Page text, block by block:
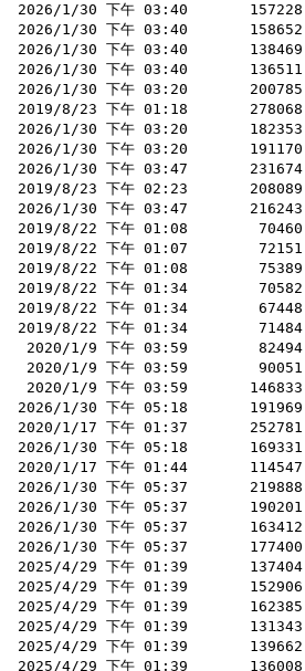
2026/1/30 下午 03:40       157228
2026/1/30 下午 03:40       158652
2026/1/30 下午 03:40       138469
2026/1/30 下午 03:40       136511
2026/1/30 下午 03:20       200785
2019/8/23 下午 01:18       278068
2026/1/30 下午 03:20       182353
2026/1/30 下午 03:20       191170
2026/1/30 下午 03:47       231674
2019/8/23 下午 02:23       208089
2026/1/30 下午 03:47       216243
2019/8/22 下午 01:08        70460
2019/8/22 下午 01:07        72151
2019/8/22 下午 01:08        75389
2019/8/22 下午 01:34        70582
2019/8/22 下午 01:34        67448
2019/8/22 下午 01:34        71484
  2020/1/9 下午 03:59        82494
  2020/1/9 下午 03:59        90051
  2020/1/9 下午 03:59       146833
2026/1/30 下午 05:18       191969
2020/1/17 下午 01:37       252781
2026/1/30 下午 05:18       169331
2020/1/17 下午 01:44       114547
2026/1/30 下午 05:37       219888
2026/1/30 下午 05:37       190201
2026/1/30 下午 05:37       163412
2026/1/30 下午 05:37       177400
2025/4/29 下午 01:39       137404
2025/4/29 下午 01:39       152906
2025/4/29 下午 01:39       162385
2025/4/29 下午 01:39       131343
2025/4/29 下午 01:39       139662
2025/4/29 下午 01:39       136008